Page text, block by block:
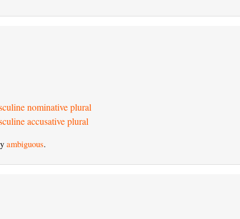
nominative plural
accusative plural
ambiguous.